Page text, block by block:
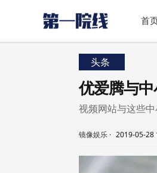
首
头条
优爱腾与
视频网站与这些
镜像娱乐 · 2019-05-28